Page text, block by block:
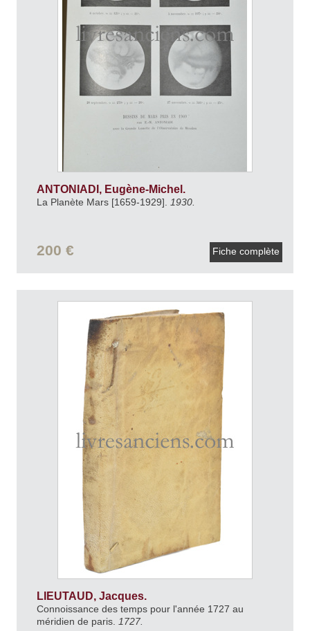
ANTONIADI, Eugène-Michel.
La Planète Mars [1659-1929]. 1930.
200 € Fiche complète
LIEUTAUD, Jacques.
Connoissance des temps pour l'année 1727 au
méridien de paris.
1727.